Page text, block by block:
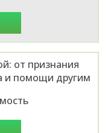
от признания
и помощи другим